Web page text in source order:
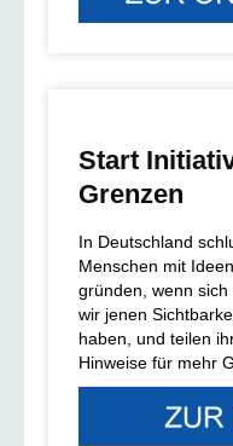
Start
Grenzen
In Deutschland
Menschen mit
gründen, wenn
wir jenen
haben, und teilen
Hinweise für mehr